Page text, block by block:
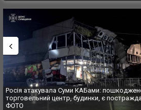
Росія атакувала Суми КАБами: пошкоджено
торговельний центр, будинки, є постраждалі.
ФОТО